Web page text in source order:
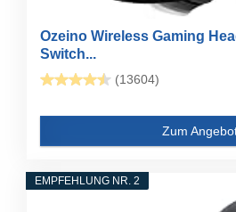
Ozeino Wireless Gaming
Switch...
(13604)
Zum
EMPFEHLUNG NR. 2